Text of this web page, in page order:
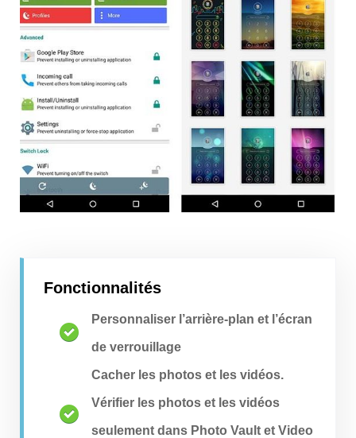
Fonctionnalités
Personnaliser l’arrière-plan et l’écran
de verrouillage
Cacher les photos et les vidéos.
Vérifier les photos et les vidéos
seulement dans Photo Vault et Video